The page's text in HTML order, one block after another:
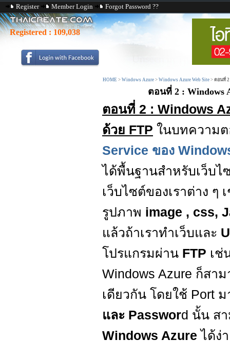
Register Member Login Forgot Password ??
Registered : 109,038
HOME > Windows Azure > Windows Azure Web Site > ตอนที่ 2
ตอนที่ 2 : Windows
ตอนที่ 2 : Windows
ด้วย FTP ในบทความต
Service ของ
ได้พื้นฐานสำหรับเว็บไ
เว็บไซต์ของเราต่าง ๆ
รูปภาพ image , css,
แล้วถ้าเราทำเว็บและ
โปรแกรมผ่าน FTP เช่
Windows Azure ก็สา
เดียวกัน โดยใช้ Port
และ Password นั้น สา
Windows Azure ได้ง่